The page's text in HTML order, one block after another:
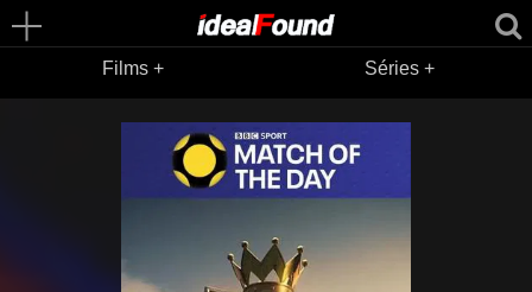
Films + Séries +